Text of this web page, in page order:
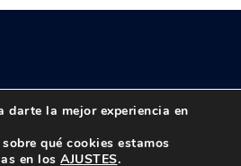
UPTA | Todos los derechos reservados
privacidad|Aviso Legal
darte la mejor experiencia en
qué cookies estamos
en los AJUSTES.